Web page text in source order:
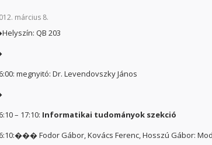
március 8.
QB 203
megnyitó: Dr. Levendovszky János
– 17:10: Informatikai tudományok szekció
Fodor Gábor, Kovács Ferenc, Hosszú Gábor: